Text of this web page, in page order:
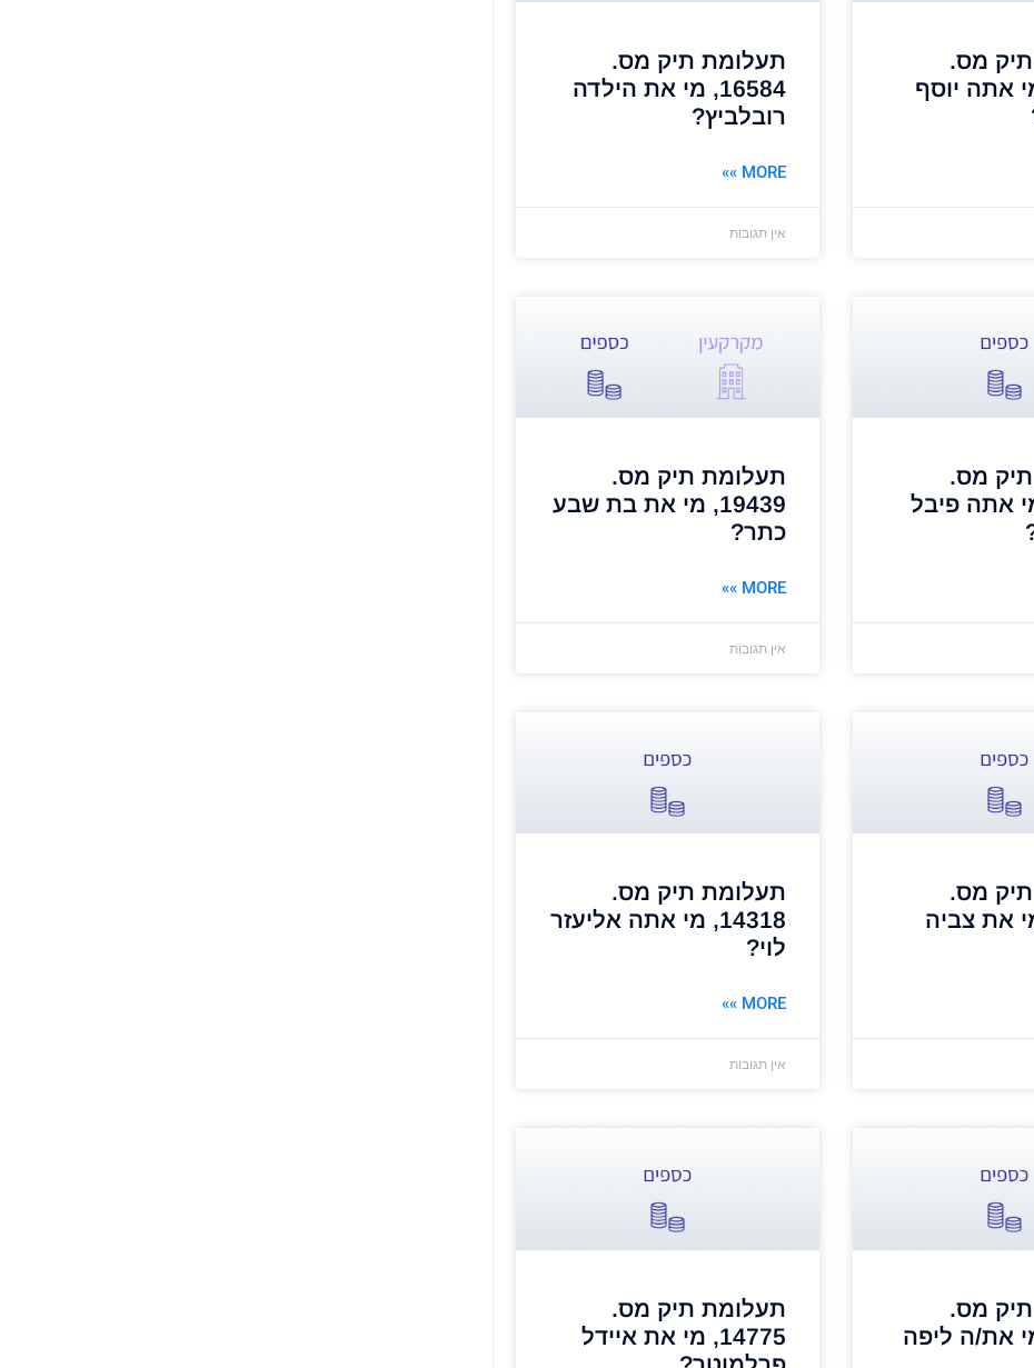
מס.
מי אתה יוסף
תעלומת תיק מס.
16584, מי את הילדה
רובלביץ?
MORE »»
אין תגובות
מס.
מי אתה פיבל
תעלומת תיק מס.
19439, מי את בת שבע
כתר?
MORE »»
אין תגובות
מס.
מי את צביה
תעלומת תיק מס.
14318, מי אתה אליעזר
לוי?
MORE »»
אין תגובות
מס.
מי את/ה ליפה
תעלומת תיק מס.
14775, מי את איידל